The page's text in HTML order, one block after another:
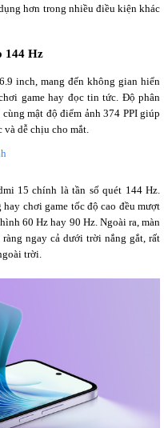
hơn trong nhiều điều kiện khác
144 Hz
inch, mang đến không gian hiển
game hay đọc tin tức. Độ phân
mật độ điểm ảnh 374 PPI giúp
dễ chịu cho mắt.
15 chính là tần số quét 144 Hz.
chơi game tốc độ cao đều mượt
60 Hz hay 90 Hz. Ngoài ra, màn
ngay cả dưới trời nắng gắt, rất
trời.